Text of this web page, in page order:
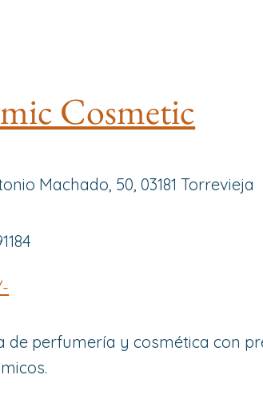
Cosmetic
Machado, 50, 03181 Torrevieja
de perfumería y cosmética con